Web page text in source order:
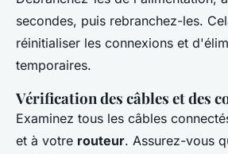
secondes, puis rebranchez-les.
réinitialiser les connexions et
temporaires.
Vérification des câbles et des
Examinez tous les câbles
et à votre routeur. Assurez-vous